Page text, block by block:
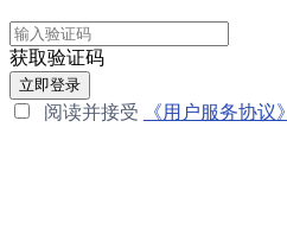
获取验证码
立即登录
阅读并接受 《用户服务协议》